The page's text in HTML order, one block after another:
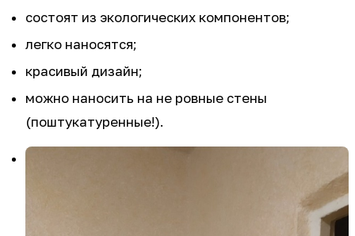
состоят из экологических компонентов;
легко наносятся;
красивый дизайн;
можно наносить на не ровные стены
(поштукатуренные!).